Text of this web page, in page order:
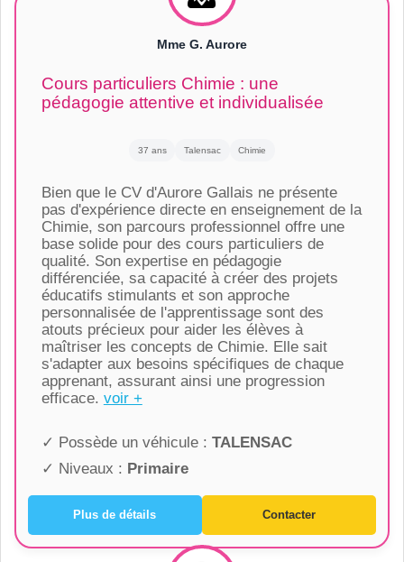
Mme G. Aurore
Cours particuliers Chimie : une
pédagogie attentive et individualisée
37 ans Talensac Chimie
Bien que le CV d'Aurore Gallais ne présente
pas d'expérience directe en enseignement de la
Chimie, son parcours professionnel offre une
base solide pour des cours particuliers de
qualité. Son expertise en pédagogie
différenciée, sa capacité à créer des projets
éducatifs stimulants et son approche
personnalisée de l'apprentissage sont des
atouts précieux pour aider les élèves à
maîtriser les concepts de Chimie. Elle sait
s'adapter aux besoins spécifiques de chaque
apprenant, assurant ainsi une progression
efficace. voir +
✓ Possède un véhicule : TALENSAC
✓ Niveaux : Primaire
Plus de détails Contacter